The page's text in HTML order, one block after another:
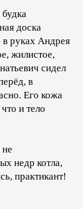
доска
в руках Андрея
жилистое,
сидел
в
Его кожа
и тело
недр котла,
практикант!